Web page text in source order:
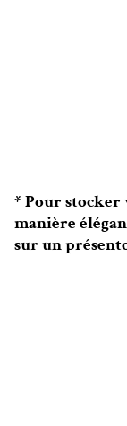
* Pour stocker
manière
sur un